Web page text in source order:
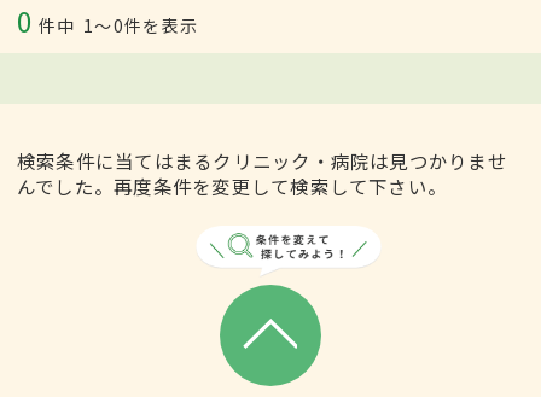
0 件中 1〜0件を表示
検索条件に当てはまるクリニック・病院は見つかりませ
んでした。再度条件を変更して検索して下さい。